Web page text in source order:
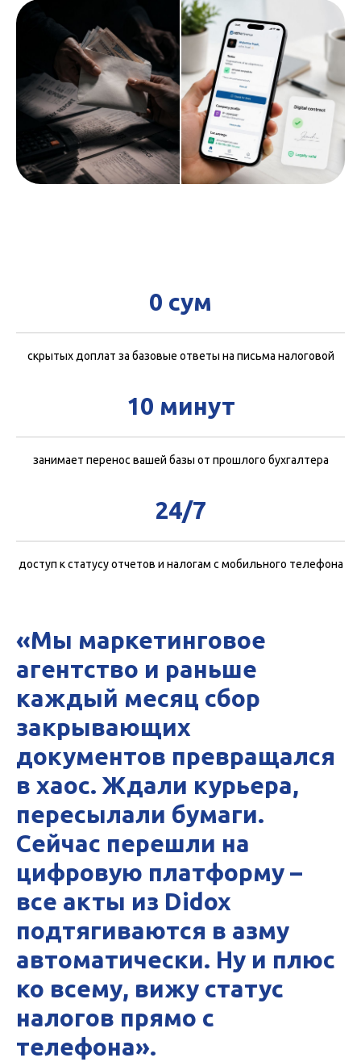
0 сум
скрытых доплат за базовые ответы на письма налоговой
10 минут
занимает перенос вашей базы от прошлого бухгалтера
24/7
доступ к статусу отчетов и налогам с мобильного телефона
«Мы маркетинговое
агентство и раньше
каждый месяц сбор
закрывающих
документов превращался
в хаос. Ждали курьера,
пересылали бумаги.
Сейчас перешли на
цифровую платформу –
все акты из Didox
подтягиваются в азму
автоматически. Ну и плюс
ко всему, вижу статус
налогов прямо с
телефона».